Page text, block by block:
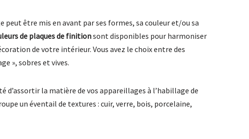
peut être mis en avant par ses formes, sa couleur et/ou sa
de plaques de finitionsont disponibles pour harmoniser
de votre intérieur. Vous avez le choix entre des
», sobres et vives.
d’assortir la matière de vos appareillages à l’habillage de
un éventail de textures : cuir, verre, bois, porcelaine,